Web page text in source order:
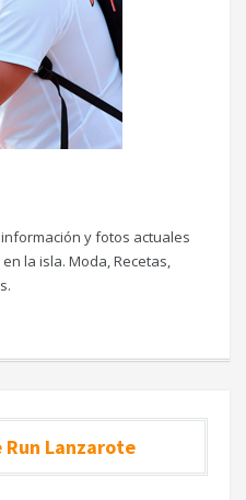
y fotos actuales
la isla. Moda, Recetas,
Run Lanzarote